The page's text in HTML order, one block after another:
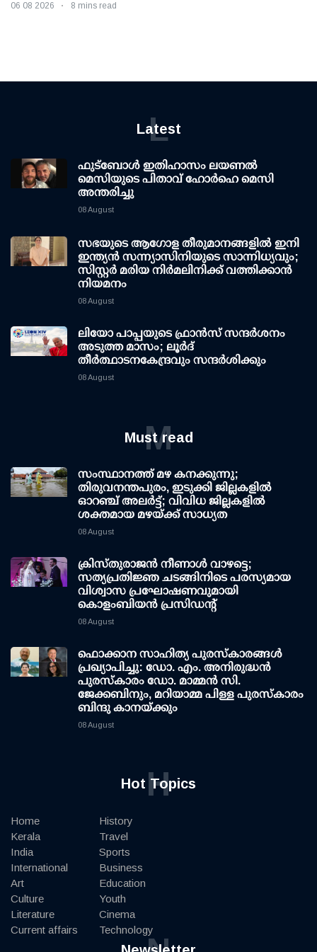
06 08 2026 8 mins read
Latest
L
ഫുട്ബോൾ ഇതിഹാസം ലയണൽ
മെസിയുടെ പിതാവ് ഹോർഹെ മെസി
അന്തരിച്ചു
08 August
സഭയുടെ ആഗോള തീരുമാനങ്ങളിൽ ഇനി
ഇന്ത്യൻ സന്ന്യാസിനിയുടെ സാന്നിധ്യവും;
സിസ്റ്റർ മരിയ നിർമലിനിക്ക് വത്തിക്കാൻ
നിയമനം
08 August
ലിയോ പാപ്പയുടെ ഫ്രാൻസ് സന്ദർശനം
അടുത്ത മാസം; ലൂർദ്
തീർത്ഥാടനകേന്ദ്രവും സന്ദർശിക്കും
08 August
Must read
M
സംസ്ഥാനത്ത് മഴ കനക്കുന്നു;
തിരുവനന്തപുരം, ഇടുക്കി ജില്ലകളിൽ
ഓറഞ്ച് അലർട്ട്; വിവിധ ജില്ലകളിൽ
ശക്തമായ മഴയ്ക്ക് സാധ്യത
08 August
ക്രിസ്തുരാജൻ നീണാൾ വാഴട്ടെ;
സത്യപ്രതിജ്ഞ ചടങ്ങിനിടെ പരസ്യമായ
വിശ്വാസ പ്രഘോഷണവുമായി
കൊളംബിയൻ പ്രസിഡന്റ്
08 August
ഫൊക്കാന സാഹിത്യ പുരസ്‌കാരങ്ങള്‍
പ്രഖ്യാപിച്ചു: ഡോ. എം. അനിരുദ്ധന്‍
പുരസ്‌കാരം ഡോ. മാമ്മന്‍ സി.
ജേക്കബിനും, മറിയാമ്മ പിള്ള പുരസ്‌കാരം
ബിന്ദു കാനയ്ക്കും
08 August
Hot Topics
H
Home
Kerala
India
International
Art
Culture
Literature
Current affairs
History
Travel
Sports
Business
Education
Youth
Cinema
Technology